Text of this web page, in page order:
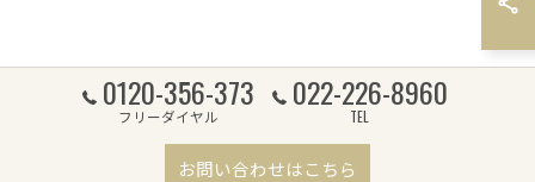
0120-356-373
フリーダイヤル
022-226-8960
TEL
お問い合わせはこちら